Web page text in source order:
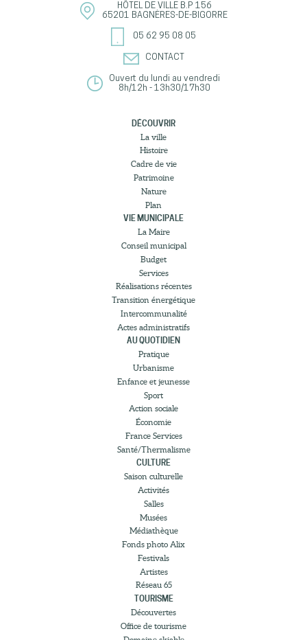
HÔTEL DE VILLE B.P 156
65201
BAGNÈRES-DE-BIGORRE
05 62 95 08 05
CONTACT
Ouvert du lundi au vendredi
8h/12h - 13h30/17h30
DÉCOUVRIR
La ville
Histoire
Cadre de vie
Patrimoine
Nature
Plan
VIE MUNICIPALE
La Maire
Conseil municipal
Budget
Services
Réalisations récentes
Transition énergétique
Intercommunalité
Actes administratifs
AU QUOTIDIEN
Pratique
Urbanisme
Enfance et jeunesse
Sport
Action sociale
Économie
France Services
Santé/Thermalisme
CULTURE
Saison culturelle
Activités
Salles
Musées
Médiathèque
Fonds photo Alix
Festivals
Artistes
Réseau 65
TOURISME
Découvertes
Office de tourisme